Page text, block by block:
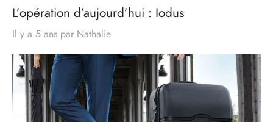
L’opération d’aujourd’hui : Iodus
Il y a 5 ans par Nathalie